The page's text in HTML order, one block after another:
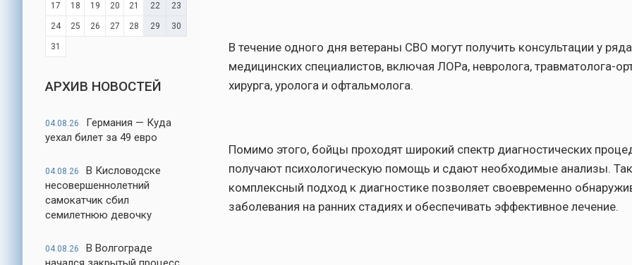
17 18 19 20 21 22 23
24 25 26 27 28 29 30
31
АРХИВ НОВОСТЕЙ
04.08.26
Германия — Куда
уехал билет за 49 евро
04.08.26
В Кисловодске
несовершеннолетний
самокатчик сбил
семилетнюю девочку
04.08.26
В Волгограде
В течение одного дня ветераны СВО могут получить консультации у ряда
медицинских специалистов, включая ЛОРа, невролога, травматолога-
хирурга, уролога и офтальмолога.
Помимо этого, бойцы проходят широкий спектр диагностических
получают психологическую помощь и сдают необходимые анализы.
комплексный подход к диагностике позволяет своевременно
заболевания на ранних стадиях и обеспечивать эффективное лечение.